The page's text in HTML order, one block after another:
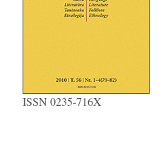
ISSN 0235-716X